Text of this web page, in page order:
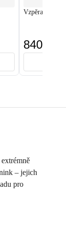
Vzpěračská
840,00
– jejich
pro